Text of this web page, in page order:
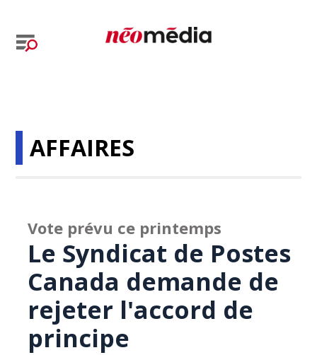
AFFAIRES
Vote prévu ce printemps
Le Syndicat de Postes
Canada demande de
rejeter l'accord de
principe